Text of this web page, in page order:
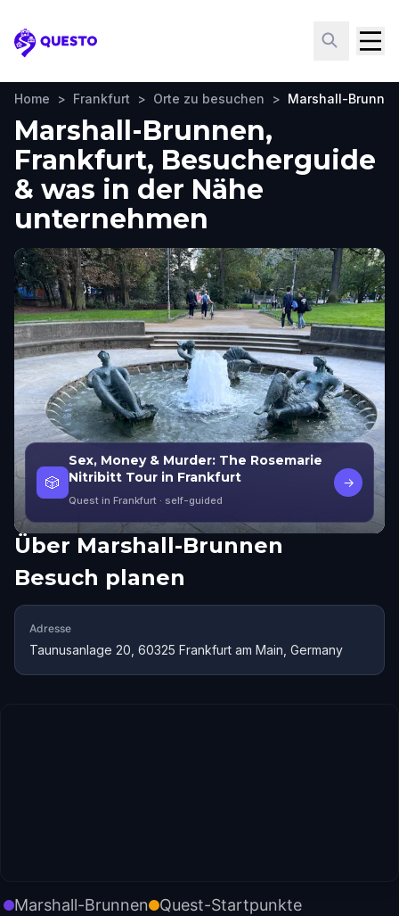
Questo
Home > Frankfurt > Orte zu besuchen > Marshall-
Marshall-Brunnen,
Frankfurt, Besucherguide
& was in der Nähe
unternehmen
🎲
Sex, Money & Murder: The Rosemarie
Nitribitt Tour in Frankfurt
Quest in Frankfurt · self-guided
→
Über Marshall-Brunnen
Besuch planen
Adresse
Taunusanlage 20, 60325 Frankfurt am Main, Germany
Marshall-Brunnen Quest-Startpunkte